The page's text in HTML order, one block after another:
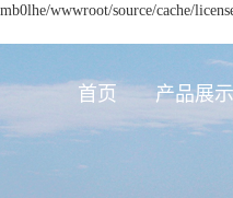
wwwroot/source/cache/
首页 产品展示